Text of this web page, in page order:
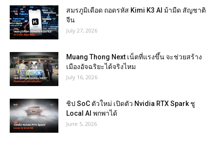
สมรภูมิเดือด ถอดรหัส Kimi K3 AI ม้ามืด สัญชาติ
จีน
July 27, 2026
Muang Thong Next เน็ตที่แรงขึ้น จะช่วยสร้าง
เมืองอัจฉริยะได้จริงไหม
July 16, 2026
ชิป SoC ตัวใหม่ เปิดตัว Nvidia RTX Spark ชู
Local AI พกพาได้
June 5, 2026